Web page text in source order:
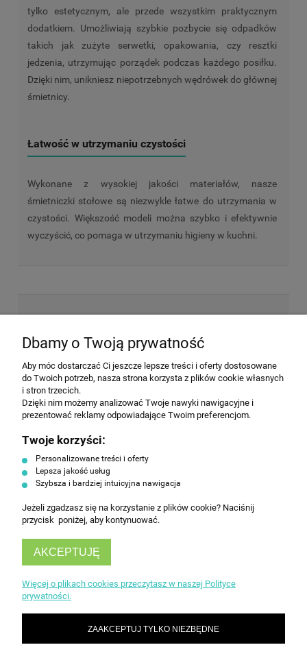
tylko estetycznym, ale przede wszystkim praktycznym
dodatkiem. Umożliwiają szybkie pozbycie się odpadków
takich jak zużyte serwetki, opakowania, czy resztki
jedzenia, utrzymując porządek podczas każdego posiłku.
Dzięki nim, unikniesz niepotrzebnych wędrówek do głównej
śmietnicy.
Łatwość w utrzymaniu czystości
Wykonane z wysokiej jakości materiałów, nasze
śmietniczki stołowe są niezwykle łatwe do utrzymania w
czystości. Większość modeli można szybko i efektywnie
wyczyścić, co pomaga w utrzymaniu higieny w kuchni.
Wyrażam zgodę na przesyłanie informacji
handlowej na poniższy adres email. Więcej w
ZAPISZ SIĘ
Dbamy o Twoją prywatność
Aby móc dostarczać Ci jeszcze lepsze treści i oferty dostosowane
do Twoich potrzeb, nasza strona korzysta z plików cookie własnych
i stron trzecich.
Dzięki nim możemy analizować Twoje nawyki nawigacyjne i
prezentować reklamy odpowiadające Twoim preferencjom.
Twoje korzyści:
Personalizowane treści i oferty
Lepsza jakość usług
Szybsza i bardziej intuicyjna nawigacja
Jeżeli zgadzasz się na korzystanie z plików cookie? Naciśnij
przycisk poniżej, aby kontynuować.
AKCEPTUJĘ
Więcej o plikach cookies przeczytasz w naszej Polityce
prywatności.
ZAAKCEPTUJ TYLKO NIEZBĘDNE